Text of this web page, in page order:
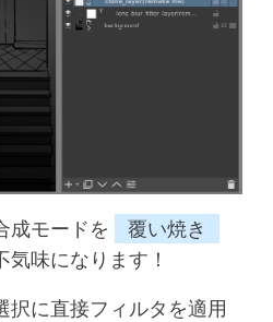
成モードを
覆い焼き
味になります！
択に直接フィルタを適用